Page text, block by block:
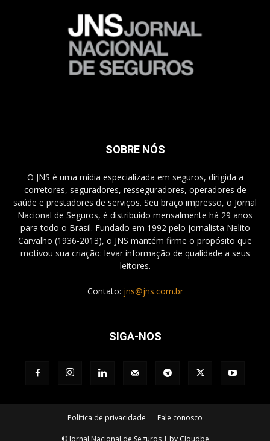
SOBRE NÓS
O JNS é uma mídia especializada em seguros, dirigida a
corretores, seguradores, resseguradores, operadores de
saúde e prestadores de serviços. Seu braço impresso, o Jornal
Nacional de Seguros, é distribuído mensalmente há 29 anos
para todo o Brasil. Fundado em 1992 pelo jornalista Nelito
Carvalho (1936-2013), o JNS mantém firme o propósito que
motivou sua criação: levar informação de qualidade a seus
leitores.
Contato: jns@jns.com.br
SIGA-NOS
Política de privacidade Fale conosco
© Jornal Nacional de Seguros | by Cloudbe